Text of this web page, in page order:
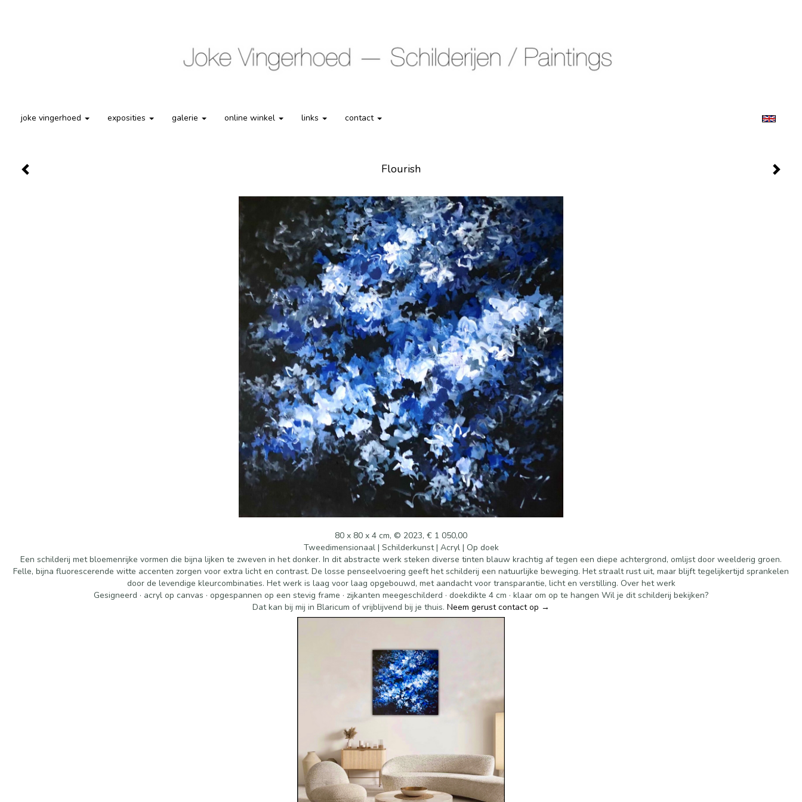
joke vingerhoed exposities galerie online winkel links contact
Flourish
80 x 80 x 4 cm, © 2023, € 1 050,00
Tweedimensionaal | Schilderkunst | Acryl | Op doek
Een schilderij met bloemenrijke vormen die bijna lijken te zweven in het donker. In dit abstracte werk steken diverse tinten blauw krachtig af tegen een diepe achtergrond, omlijst door weelderig groen.
Felle, bijna fluorescerende witte accenten zorgen voor extra licht en contrast. De losse penseelvoering geeft het schilderij een natuurlijke beweging. Het straalt rust uit, maar blijft tegelijkertijd sprankelen
door de levendige kleurcombinaties. Het werk is laag voor laag opgebouwd, met aandacht voor transparantie, licht en verstilling. Over het werk
Gesigneerd · acryl op canvas · opgespannen op een stevig frame · zijkanten meegeschilderd · doekdikte 4 cm · klaar om op te hangen Wil je dit schilderij bekijken?
Dat kan bij mij in Blaricum of vrijblijvend bij je thuis. Neem gerust contact op →